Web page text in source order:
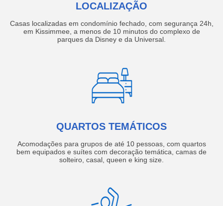
LOCALIZAÇÃO
Casas localizadas em condomínio fechado, com segurança 24h,
em Kissimmee, a menos de 10 minutos do complexo de
parques da Disney e da Universal.
QUARTOS TEMÁTICOS
Acomodações para grupos de até 10 pessoas, com quartos
bem equipados e suítes com decoração temática, camas de
solteiro, casal, queen e king size.